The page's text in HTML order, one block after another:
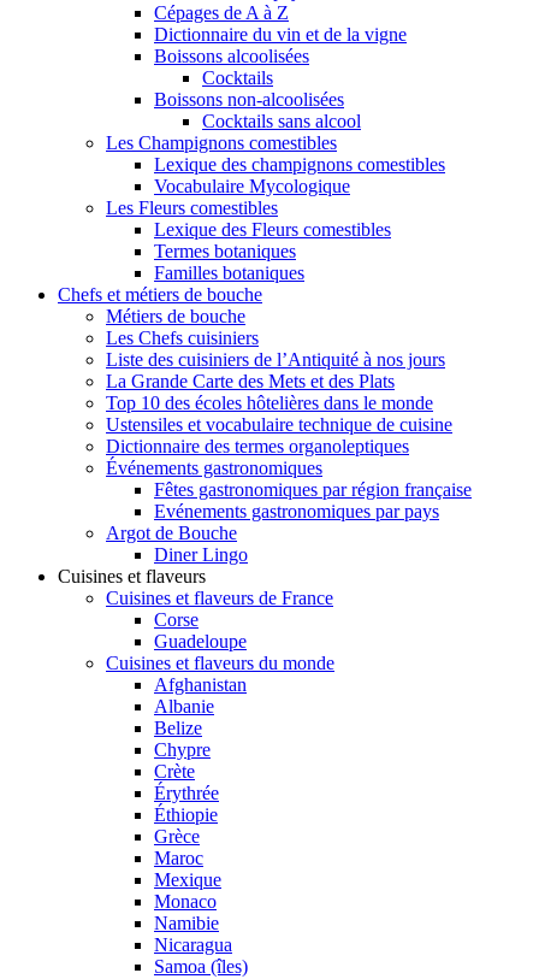
Cépages de A à Z
Dictionnaire du vin et de la vigne
Boissons alcoolisées
Cocktails
Boissons non-alcoolisées
Cocktails sans alcool
Les Champignons comestibles
Lexique des champignons comestibles
Vocabulaire Mycologique
Les Fleurs comestibles
Lexique des Fleurs comestibles
Termes botaniques
Familles botaniques
Chefs et métiers de bouche
Métiers de bouche
Les Chefs cuisiniers
Liste des cuisiniers de l’Antiquité à nos jours
La Grande Carte des Mets et des Plats
Top 10 des écoles hôtelières dans le monde
Ustensiles et vocabulaire technique de cuisine
Dictionnaire des termes organoleptiques
Événements gastronomiques
Fêtes gastronomiques par région française
Evénements gastronomiques par pays
Argot de Bouche
Diner Lingo
Cuisines et flaveurs
Cuisines et flaveurs de France
Corse
Guadeloupe
Cuisines et flaveurs du monde
Afghanistan
Albanie
Belize
Chypre
Crète
Érythrée
Éthiopie
Grèce
Maroc
Mexique
Monaco
Namibie
Nicaragua
Samoa (îles)